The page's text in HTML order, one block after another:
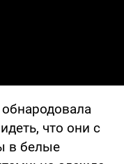
Video
что они с
в белые